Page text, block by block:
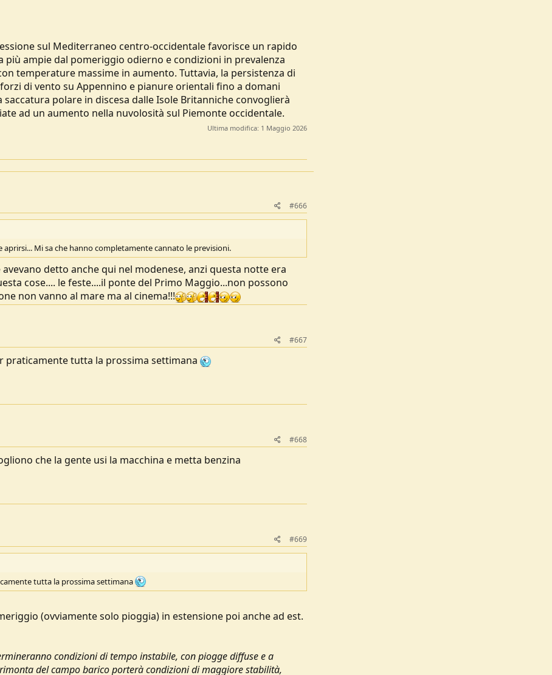
sul Mediterraneo centro-occidentale favorisce un rapido
ampie dal pomeriggio odierno e condizioni in prevalenza
temperature massime in aumento. Tuttavia, la persistenza di
di vento su Appennino e pianure orientali fino a domani
polare in discesa dalle Isole Britanniche convoglierà
ad un aumento nella nuvolosità sul Piemonte occidentale.
Ultima modifica: 1 Maggio 2026
#666
Mi sa che hanno completamente cannato le previsioni.
detto anche qui nel modenese, anzi questa notte era
cose.... le feste....il ponte del Primo Maggio...non possono
non vanno al mare ma al cinema!!!
#667
praticamente tutta la prossima settimana
#668
che la gente usi la macchina e metta benzina
#669
tutta la prossima settimana
(ovviamente solo pioggia) in estensione poi anche ad est.
condizioni di tempo instabile, con piogge diffuse e a
del campo barico porterà condizioni di maggiore stabilità,